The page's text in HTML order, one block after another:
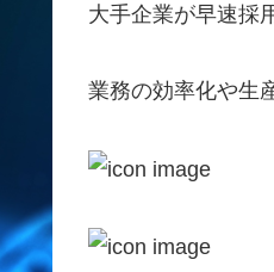
大手企業が早速採
業務の効率化や生